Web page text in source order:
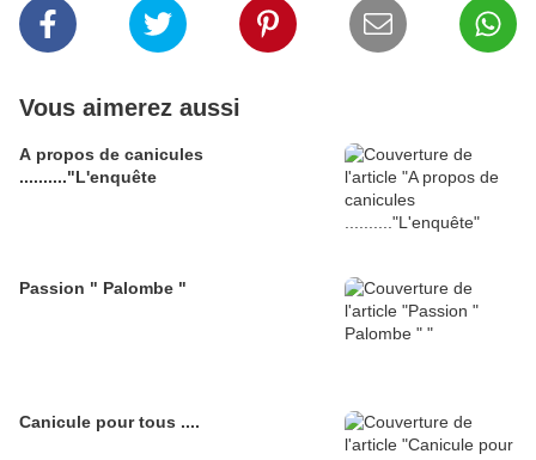
Vous aimerez aussi
A propos de canicules
.........."L'enquête
Passion " Palombe "
Canicule pour tous ....